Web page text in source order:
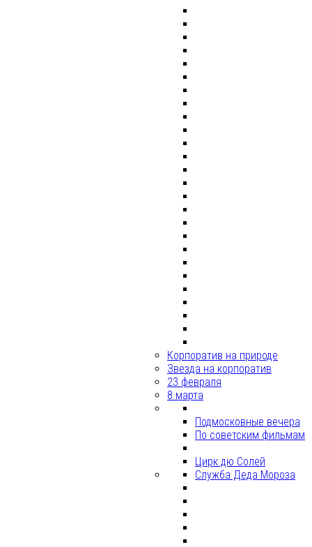
Корпоратив на природе
Звезда на корпоратив
23 февраля
8 марта
Подмосковные вечера
По советским фильмам
Цирк дю Солей
Служба Деда Мороза